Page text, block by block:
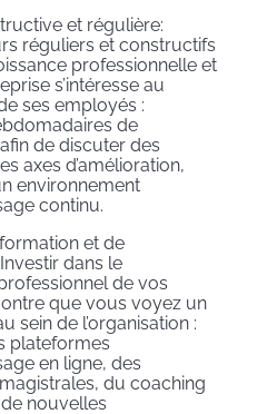
et régulière:
réguliers et constructifs
professionnelle et
s’intéresse au
ses employés :
de
de discuter des
axes d’amélioration,
environnement
continu.
et de
dans le
de vos
que vous voyez un
sein de l’organisation :
plateformes
en ligne, des
du coaching
nouvelles